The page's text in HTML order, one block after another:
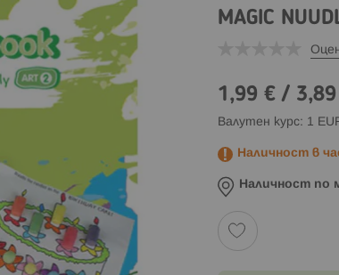
MAGIC
1,99 €/
Валутен курс: 1
Наличност в
Наличност по